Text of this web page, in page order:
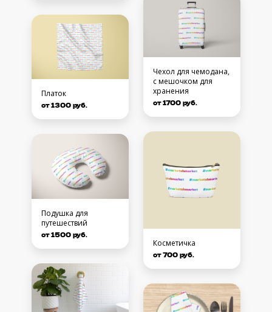
Платок
от 1300 руб.
Подушка для
путешествий
от 1500 руб.
Чехол для чемодана,
с мешочком для
хранения
от 1700 руб.
Косметичка
от 700 руб.